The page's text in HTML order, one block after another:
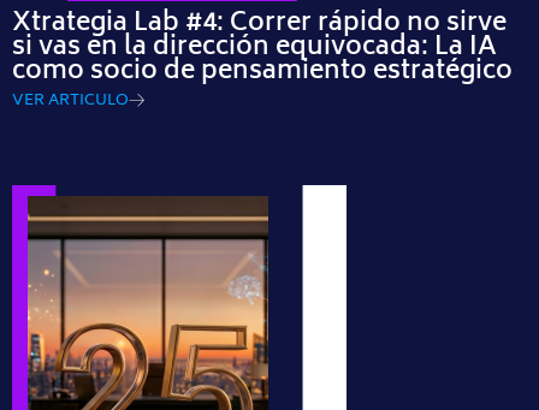
Xtrategia Lab #4: Correr rápido no sirve
si vas en la dirección equivocada: La IA
como socio de pensamiento estratégico
VER ARTICULO